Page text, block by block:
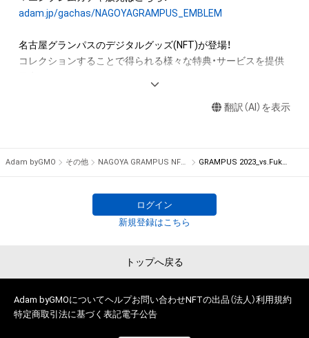
の管理委託を受けている者からの事前の同 意なしに、上記の
財産権を侵害するおそれのある行為(改変、公開、配布、逆コンパ
イル、リバースエンジニアリングを含みますが、これに限定され
・本アイテムに関する創作物の利用については、公序良俗や法令
に反する利用またはその恐れのある利用など、作成者が不適切
株式会社名古屋グランパスエイト
adam.jp/gachas/NAGOYAGRAMPUS_EMBLEM
名古屋グランパスのデジタルグッズ(NFT)が登場！
コレクションすることで得られる様々な特典・サービスを提供
世界に一つしかない名古屋グランパスのNFT COLLECTIONをゲ
翻訳（AI）を表示
Adam byGMO その他 NAGOYA GRAMPUS NFT COLLECTION GRAMPUS 2023_vs.Fukuoka
ログイン
新規登録はこちら
トップへ戻る
Adam byGMOについてヘルプお問い合わせNFTの出品（法人）利用規約
特定商取引法に基づく表記電子公告